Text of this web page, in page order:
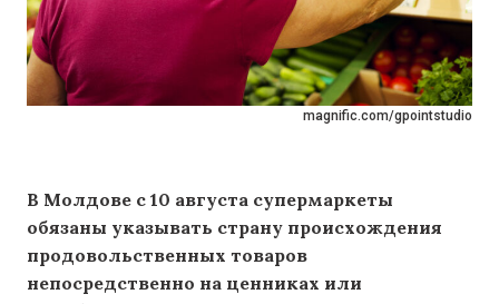
magnific.com/gpointstudio
В Молдове с 10 августа супермаркеты
обязаны указывать страну происхождения
продовольственных товаров
непосредственно на ценниках или